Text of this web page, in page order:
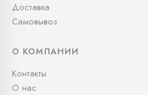
Доставка
Самовывоз
О КОМПАНИИ
Контакты
О нас